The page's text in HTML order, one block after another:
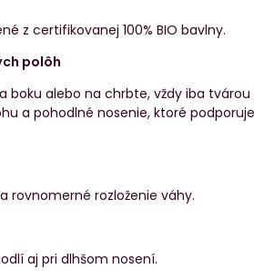
z certifikovanej 100% BIO bavlny.
polôh
boku alebo na chrbte, vždy iba
a pohodlné nosenie, ktoré
rovnomerné rozloženie váhy.
aj pri dlhšom nosení.